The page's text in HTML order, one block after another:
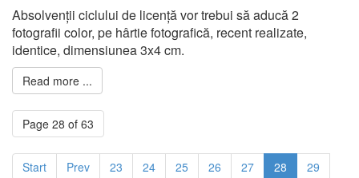
Absolvenții ciclului de licență vor trebui să aducă 2
fotografii color, pe hârtie fotografică, recent realizate,
identice, dimensiunea 3x4 cm.
Read more ...
Page 28 of 63
Start Prev 23 24 25 26 27 28
29